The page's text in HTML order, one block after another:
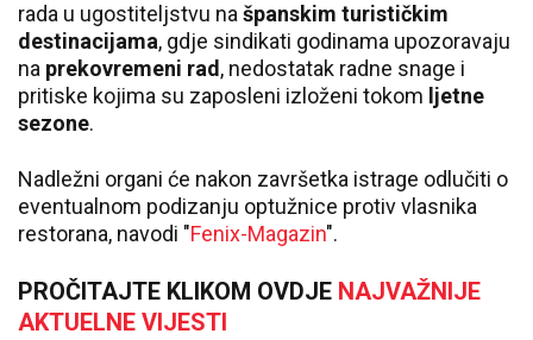
rada u ugostiteljstvu na španskim turističkim
destinacijama, gdje sindikati godinama upozoravaju
na prekovremeni rad , nedostatak radne snage i
pritiske kojima su zaposleni izloženi tokom ljetne
sezone.
Nadležni organi će nakon završetka istrage odlučiti o
eventualnom podizanju optužnice protiv vlasnika
restorana, navodi "Fenix-Magazin".
PROČITAJTE KLIKOM OVDJE NAJVAŽNIJE
AKTUELNE VIJESTI